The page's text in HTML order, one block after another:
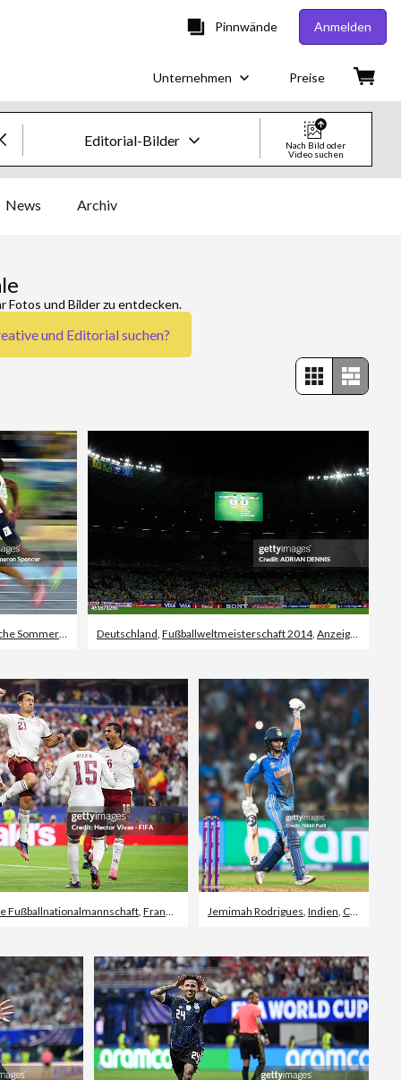
Pinnwände Anmelden
Unternehmen Preise
Editorial-Bilder
Editorial
Videos
Nach Bild oder
Video suchen
News Archiv
Fotos und Bilder zu entdecken.
und Editorial suchen?
2016 - Rio de Janeiro Deutschland, Fußballweltmeisterschaft 2014, Anzeigetafel
Fußballnationalmannschaft,Französische Nationalmannschaft Jemimah Rodrigues, Indien, Cricket